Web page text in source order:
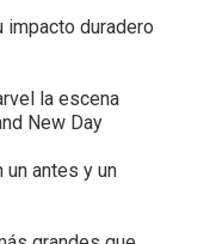
impacto duradero
la escena
New Day
antes y un